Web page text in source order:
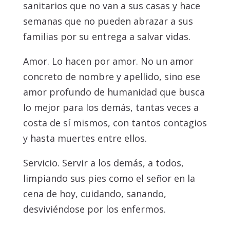
sanitarios que no van a sus casas y hace
semanas que no pueden abrazar a sus
familias por su entrega a salvar vidas.
Amor. Lo hacen por amor. No un amor
concreto de nombre y apellido, sino ese
amor profundo de humanidad que busca
lo mejor para los demás, tantas veces a
costa de sí mismos, con tantos contagios
y hasta muertes entre ellos.
Servicio. Servir a los demás, a todos,
limpiando sus pies como el señor en la
cena de hoy, cuidando, sanando,
desviviéndose por los enfermos.